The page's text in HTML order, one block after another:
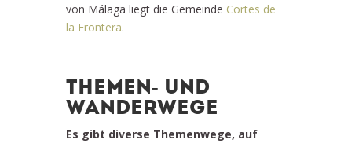
von Málaga liegt die Gemeinde Cortes de
la Frontera.
THEMEN- UND
WANDERWEGE
Es gibt diverse Themenwege, auf